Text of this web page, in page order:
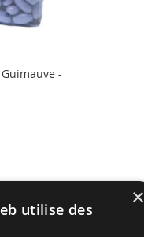
-
×
utilise des